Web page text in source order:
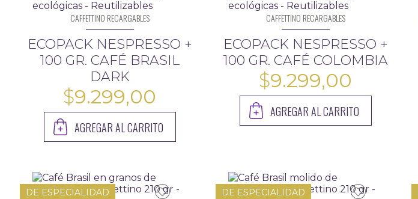
CAFFETTINO RECARGABLES
ECOPACK NESPRESSO +
100 GR. CAFÉ BRASIL
DARK
$9.299,00
AGREGAR AL CARRITO
CAFFETTINO RECARGABLES
ECOPACK NESPRESSO +
100 GR. CAFÉ COLOMBIA
$9.299,00
AGREGAR AL CARRITO
DE ESPECIALIDAD DE ESPECIALIDAD